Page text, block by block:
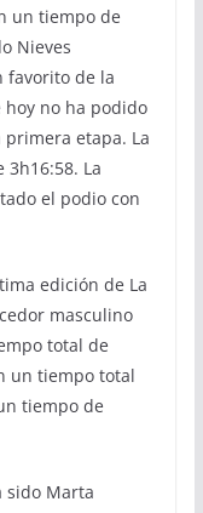
un tiempo de
Nieves
favorito de la
no ha podido
etapa. La
La
el podio con
edición de La
masculino
total de
un tiempo total
tiempo de
sido Marta